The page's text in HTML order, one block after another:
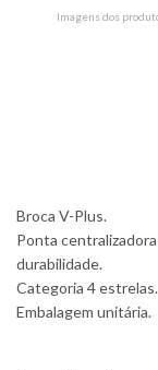
Imagens dos
Broca V-Plus.
Ponta
durabilidade.
Categoria 4 estrelas.
Embalagem unitária.